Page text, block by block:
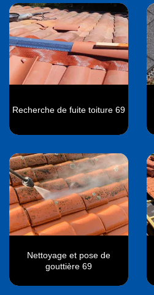
Recherche de fuite toiture 69
Nettoyage et pose de
gouttière 69